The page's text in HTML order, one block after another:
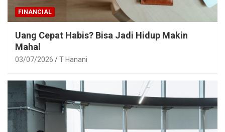
FINANCIAL
Uang Cepat Habis? Bisa Jadi Hidup Makin
Mahal
03/07/2026 T Hanani